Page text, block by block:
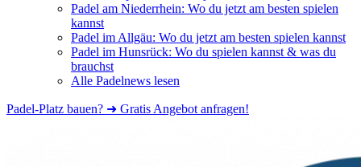
Padel am Niederrhein: Wo du jetzt am besten spielen
kannst
Padel im Allgäu: Wo du jetzt am besten spielen kannst
Padel im Hunsrück: Wo du spielen kannst & was du
brauchst
Alle Padelnews lesen
Padel-Platz bauen? ➜ Gratis Angebot anfragen!